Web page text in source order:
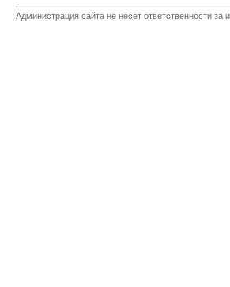
Администрация сайта не несет ответственности